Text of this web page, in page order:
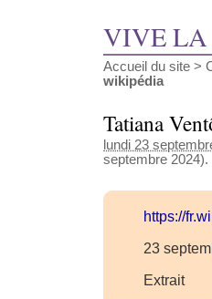
VIVE LA
Accueil du site >
wikipédia
Tatiana
lundi 23
septembre 2024).
https://
23
Extrait